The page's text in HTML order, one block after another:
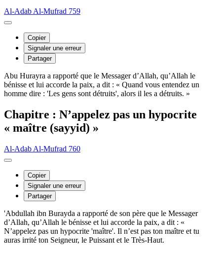
Al-Adab Al-Mufrad 759
Copier
Signaler une erreur
Partager
Abu Hurayra a rapporté que le Messager d’Allah, qu’Allah le
bénisse et lui accorde la paix, a dit : « Quand vous entendez un
homme dire : 'Les gens sont détruits', alors il les a détruits. »
Chapitre : N’appelez pas un hypocrite
« maître (sayyid) »
Al-Adab Al-Mufrad 760
Copier
Signaler une erreur
Partager
'Abdullah ibn Burayda a rapporté de son père que le Messager
d’Allah, qu’Allah le bénisse et lui accorde la paix, a dit : «
N’appelez pas un hypocrite 'maître'. Il n’est pas ton maître et tu
auras irrité ton Seigneur, le Puissant et le Très-Haut.